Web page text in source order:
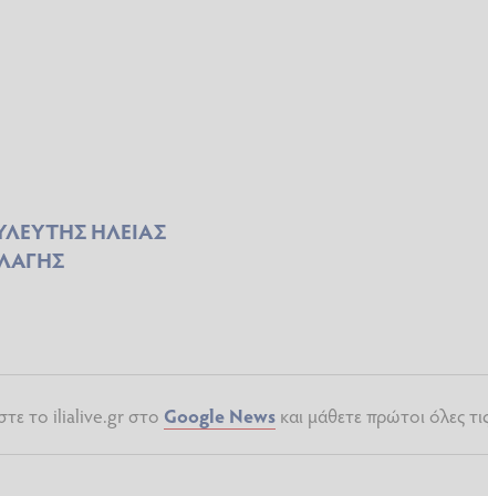
ΗΛΕΙΑΣ
το ilialive.gr στο Google Newsκαι μάθετε πρώτοι όλες